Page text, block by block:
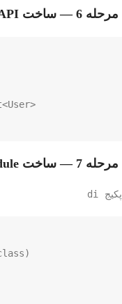
مرحله 6 — ساخت Retrofit API
<User>
مرحله 7 — ساخت Module برای Hilt
پکیج di